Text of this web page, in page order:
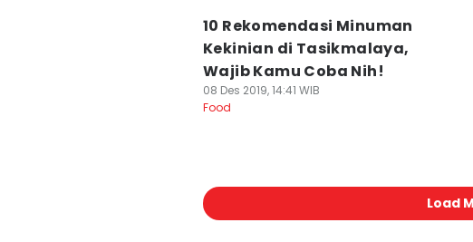
10 Rekomendasi Minuman
Kekinian di Tasikmalaya,
Wajib Kamu Coba Nih!
08 Des 2019, 14:41 WIB
Food
Load